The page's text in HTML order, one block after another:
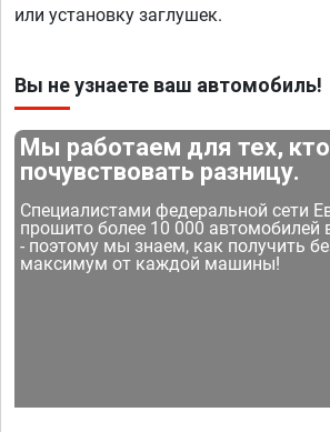
или установку заглушек.
Вы не узнаете ваш автомобиль!
Мы работаем для тех,
почувствовать разницу.
Специалистами федеральной сети
прошито более 10 000 автомобилей
- поэтому мы знаем, как получить
максимум от каждой машины!